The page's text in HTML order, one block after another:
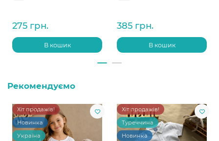
275 грн.
В кошик
385 грн.
В кошик
Рекомендуємо
Хіт продажів!
Новинка
Україна
Хіт продажів!
Туреччина
Новинка